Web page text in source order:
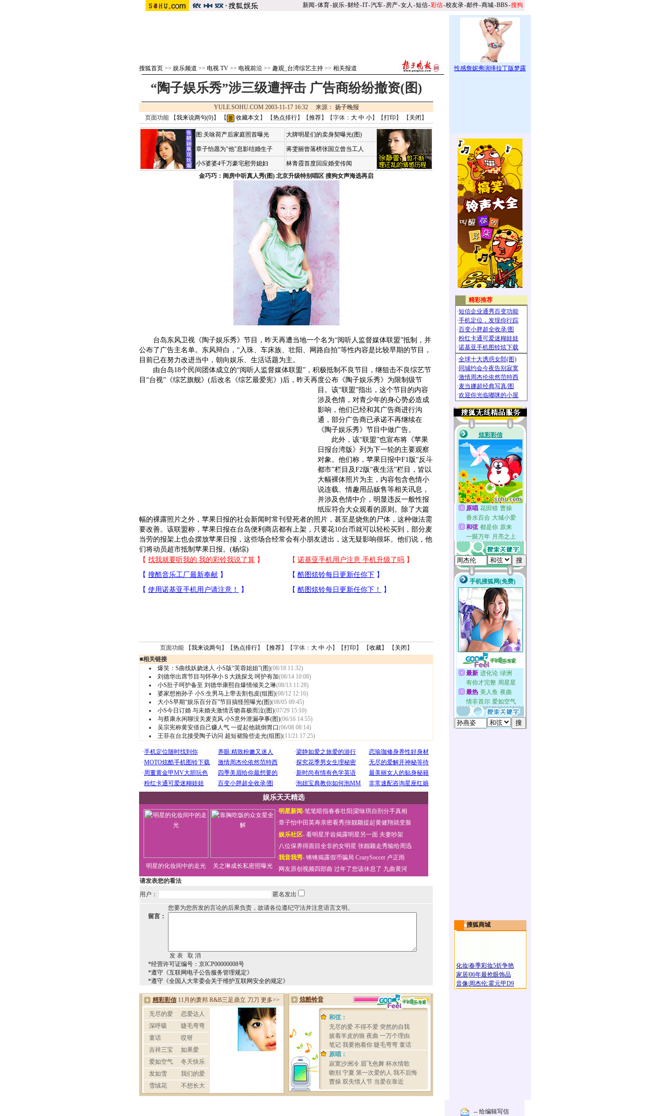
新闻-体育-娱乐-财经-IT-汽车-房产-女人 -短信-彩信-校友录-邮件-商城-BBS-搜狗
搜狐首页 >> 娱乐频道 >> 电视 TV >> 电视前沿 >> 趣观_台湾综艺主持 >> 相关报道
“陶子娱乐秀”涉三级遭抨击 广告商纷纷撤资(图)
YULE.SOHU.COM 2003-11-17 16:32 来源： 扬子晚报
页面功能 【我来说两句(0)】 【 收藏本文 】 【热点排行】【推荐】【字体： 大 中 小】【打印 】 【 关闭 】
图:关咏荷产后家庭照首曝光
章子怡愿为"他"息影结婚生子
小S婆婆4千万豪宅慰劳媳妇
大牌明星们的卖身契曝光(图)
蒋雯丽曾落榜张国立曾当工人
林青霞首度回应婚变传闻
金巧巧：闺房中听真人秀(图) 北京升级特别唱区 搜狗女声海选再启
台岛东风卫视《 陶子娱乐秀》节目，昨天再遭当地一个名为“阅听人监督媒体联盟”抵制，并
公布了广告主名单。东风辩白，“入珠、车床族、壮阳、网路自拍”等性内容是比较早期的节目，
目前已在努力改进当中，朝向娱乐、生活话题为主。
由台岛18个民间团体成立的“阅听人监督媒体联盟”，积极抵制不良节目，继狙击不良综艺节
目“台视”《综艺旗舰》(后改名《综艺最爱宪》)后，昨天再度公布《陶子娱乐秀》为限制级节
目。 该“联盟”指出，这个节目的内容
涉及色情，对青少年的身心势必造成
影响，他们已经和其广告商进行沟
通，部分广告商已承诺不再继续在
《陶子娱乐秀》节目中做广告。
此外，该“联盟”也宣布将《苹果
日报台湾版》列为下一轮的主要观察
对象。他们称，苹果日报中F1版“反斗
都市”栏目及F2版“夜生活”栏目，皆以
大幅裸体照片为主，内容包含色情小
说连载、情趣用品贩售等相关讯息，
并涉及色情中介，明显违反一般性报
纸应符合大众观看的原则。除了大篇
幅的裸露照片之外，苹果日报的社会新闻时常刊登死者的照片，甚至是烧焦的尸体，这种做法需
要改善。该联盟称，苹果日报在台岛便利商店都有上架，只要花10台币就可以轻松买到，部分麦
当劳的报架上也会摆放苹果日报，这些场合经常会有小朋友进出，这无疑影响很坏。他们说，他
们将动员超市抵制苹果日报。(杨综)
页面功能 【我来说两句 】【热点排行】【推荐】【字体： 大 中 小】【打印 】 【收藏】 【 关闭 】
■相关链接
爆笑：S曲线妖娆迷人 小S版“芙蓉姐姐”(图)(08/18 11:32)
刘德华出席节目与怀孕小Ｓ大跳探戈 呵护有加(08/14 10:08)
小S肚子呵护备至 刘德华康熙自爆情倾关之琳(08/13 11:28)
婆家想抱孙子 小S:生男马上带去割包皮(组图)(08/12 12:16)
大小S早期“娱乐百分百”节目搞怪照曝光(图)(08/05 09:45)
小S今日订婚 与未婚夫激情舌吻喜极而泣(图)(07/29 15:10)
与蔡康永闲聊没关麦克风 小S意外泄漏孕事(图)(06/16 14:55)
吴宗宪称黄安借自己赚人气 一提起他就倒胃口(06/08 08:14)
王菲在台北接受陶子访问 超短裙险些走光(组图)(11/21 17:25)
娱乐天天精选
明星的化妆间中的走光 关之琳成长私密照曝光
·明星新闻-笔笔暗指春春壮阳 梁咏琪自剖分手真相
·章子怡中田英寿亲密看秀张靓颖提起黄健翔就变脸
·娱乐社区- 看明星牙齿揭露明星另一面 夫妻吵架
·八位保养得面目全非的女明星 张靓颖走秀输给周迅
·我音我秀- 锵锵揭露假币骗局 CrazySoccer 卢正雨
· 网友原创视频四部曲 过年了您该休息了 九曲黄河
请发表您的看法
用户：
匿名发出
您要为您所发的言论的后果负责，故请各位遵纪守法并注意语言文明。
留言：
*经营许可证编号：京ICP00000008号
*遵守《互联网电子公告服务管理规定》
*遵守《全国人大常委会关于维护互联网安全的规定》
搜狐商城
化妆春季彩妆5折争艳
家居06年最抢眼饰品
音像 周杰伦:霍元甲D9
-- 给编辑写信